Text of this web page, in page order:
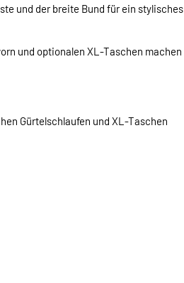
und der breite Bund für ein stylisches
und optionalen XL-Taschen machen
Gürtelschlaufen und XL-Taschen